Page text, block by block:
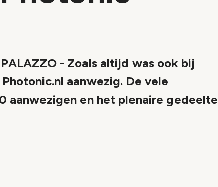
PALAZZO - Zoals altijd was ook bij
aanwezig. De vele
aanwezigen en het plenaire gedeelte